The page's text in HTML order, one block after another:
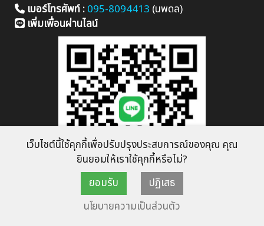
เว็บไซต์นี้ใช้คุกกี้เพื่อปรับปรุงประสบการณ์ของคุณ คุณ
ยินยอมให้เราใช้คุกกี้หรือไม่?
ยอมรับ
ปฏิเสธ
นโยบายความเป็นส่วนตัว
เบอร์โทรศัพท์ :095-8094413 (นพดล)
เพิ่มเพื่อนผ่านไลน์
LINE ID :แชทผ่าน LINE